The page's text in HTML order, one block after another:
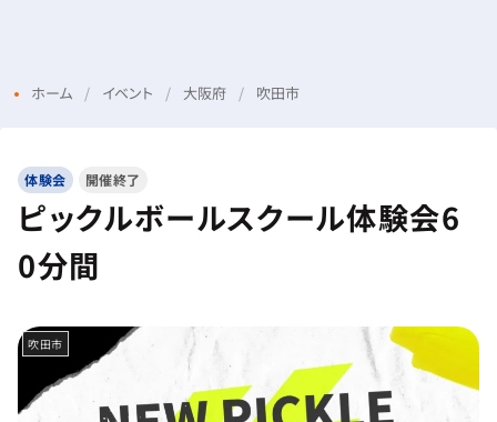
ホーム イベント 大阪府 吹田市
体験会 開催終了
ピックルボールスクール体験会6
0分間
吹田市